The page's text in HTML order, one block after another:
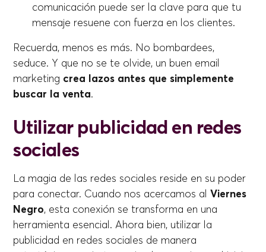
comunicación puede ser la clave para que tu
mensaje resuene con fuerza en los clientes.
Recuerda, menos es más. No bombardees,
seduce. Y que no se te olvide, un buen email
marketing crea lazos antes que simplemente
buscar la venta.
Utilizar publicidad en redes
sociales
La magia de las redes sociales reside en su poder
para conectar. Cuando nos acercamos alViernes
Negro, esta conexión se transforma en una
herramienta esencial. Ahora bien, utilizar la
publicidad en redes sociales de manera